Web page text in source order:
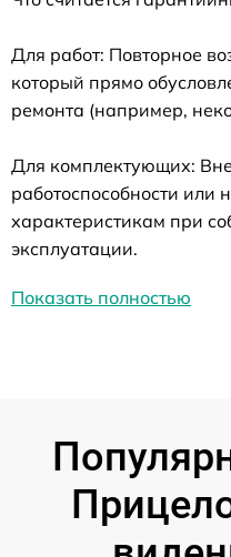
Для работ: Повторное
который прямо
ремонта (например,
Для комплектующих:
работоспособности или
характеристикам при
эксплуатации.
Показать полностью